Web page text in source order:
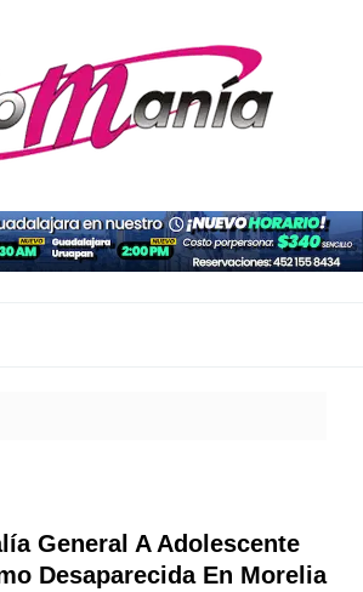
General A Adolescente
Desaparecida En Morelia